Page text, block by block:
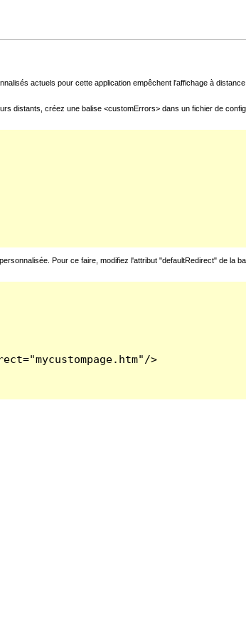
actuels pour cette application empêchent l'affichage à
distants, créez une balise <customErrors> dans un fichier de
Pour ce faire, modifiez l'attribut "defaultRedirect" de la
>